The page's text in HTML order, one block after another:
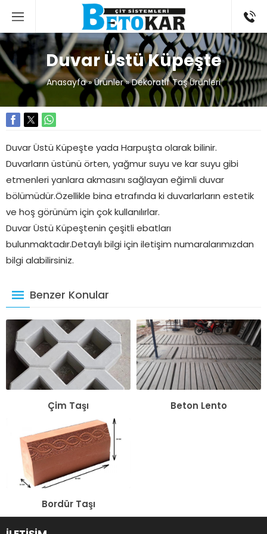
Duvar Üstü Küpeşte
Anasayfa»Ürünler»Dekoratif Taş Ürünleri
Duvar Üstü Küpeşte yada Harpuşta olarak bilinir.
Duvarların üstünü örten, yağmur suyu ve kar suyu gibi
etmenleri yanlara akmasını sağlayan eğimli duvar
bölümüdür.Özellikle bina etrafında ki duvarlarların estetik
ve hoş görünüm için çok kullanılırlar.
Duvar Üstü Küpeştenin çeşitli ebatları
bulunmaktadır.Detaylı bilgi için iletişim numaralarımızdan
bilgi alabilirsiniz.
Benzer Konular
Çim Taşı Beton Lento
Bordür Taşı